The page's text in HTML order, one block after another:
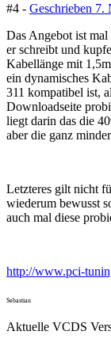
#4 - Geschrieben 7.
Das Angebot ist
er schreibt und
Kabellänge mit
ein dynamisches
311 kompatibel ist,
Downloadseite
liegt darin das die
aber die ganz
Letzteres gilt nicht
wiederum bewusst
auch mal diese
http://www.pci-
Sebastian
Aktuelle VCDS